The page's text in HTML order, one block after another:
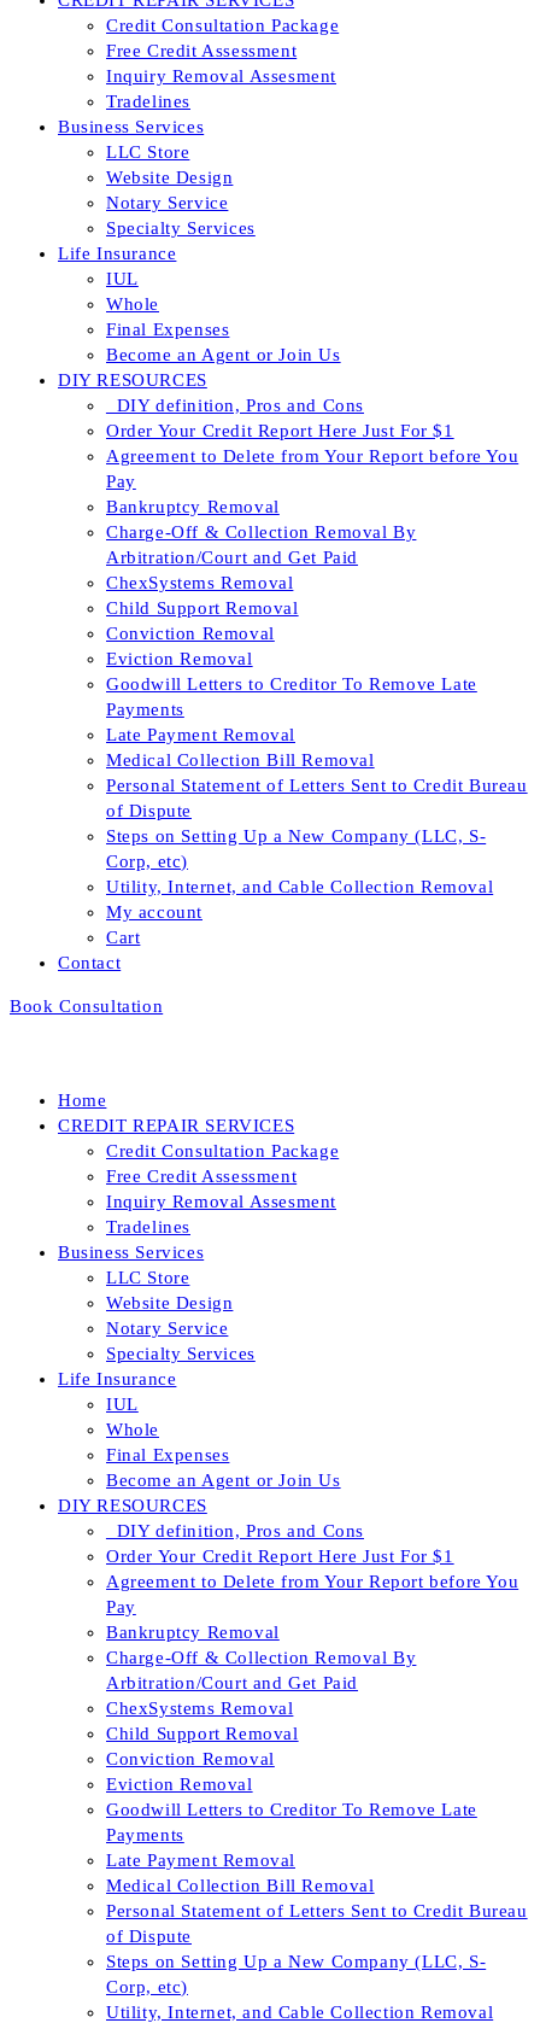
Credit Consultation Package
Free Credit Assessment
Inquiry Removal Assesment
Tradelines
Business Services
LLC Store
Website Design
Notary Service
Specialty Services
Life Insurance
IUL
Whole
Final Expenses
Become an Agent or Join Us
DIY RESOURCES
_DIY definition, Pros and Cons
Order Your Credit Report Here Just For $1
Agreement to Delete from Your Report before You
Pay
Bankruptcy Removal
Charge-Off & Collection Removal By
Arbitration/Court and Get Paid
ChexSystems Removal
Child Support Removal
Conviction Removal
Eviction Removal
Goodwill Letters to Creditor To Remove Late
Payments
Late Payment Removal
Medical Collection Bill Removal
Personal Statement of Letters Sent to Credit Bureau
of Dispute
Steps on Setting Up a New Company (LLC, S-
Corp, etc)
Utility, Internet, and Cable Collection Removal
My account
Cart
Contact
Book Consultation
Home
CREDIT REPAIR SERVICES
Credit Consultation Package
Free Credit Assessment
Inquiry Removal Assesment
Tradelines
Business Services
LLC Store
Website Design
Notary Service
Specialty Services
Life Insurance
IUL
Whole
Final Expenses
Become an Agent or Join Us
DIY RESOURCES
_DIY definition, Pros and Cons
Order Your Credit Report Here Just For $1
Agreement to Delete from Your Report before You
Pay
Bankruptcy Removal
Charge-Off & Collection Removal By
Arbitration/Court and Get Paid
ChexSystems Removal
Child Support Removal
Conviction Removal
Eviction Removal
Goodwill Letters to Creditor To Remove Late
Payments
Late Payment Removal
Medical Collection Bill Removal
Personal Statement of Letters Sent to Credit Bureau
of Dispute
Steps on Setting Up a New Company (LLC, S-
Corp, etc)
Utility, Internet, and Cable Collection Removal